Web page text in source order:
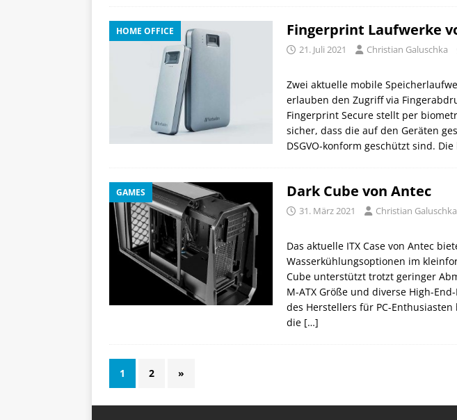
HOME OFFICE Fingerprint Laufwerke
21. Juli 2021 Christian Galuschka
Zwei aktuelle mobile
erlauben den Zugriff via
Fingerprint Secure stellt per
sicher, dass die auf den Geräten
DSGVO-konform geschützt sind.
GAMES Dark Cube von Antec
31. März 2021 Christian Galuschka
Das aktuelle ITX Case von Antec
Wasserkühlungsoptionen im
Cube unterstützt trotzt geringer
M-ATX Größe und diverse High-
des Herstellers für PC-
die […]
1 2 »